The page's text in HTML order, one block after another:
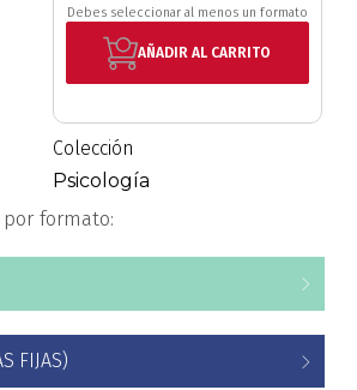
Debes seleccionar al menos un formato
AÑADIR AL CARRITO
Colección
Psicología
formato:
FIJAS)